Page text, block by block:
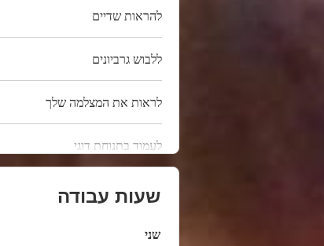
להראות שדיים
ללבוש גרביונים
לראות את המצלמה שלך
לעמוד בתנוחת דוגי
שעות עבודה
שני